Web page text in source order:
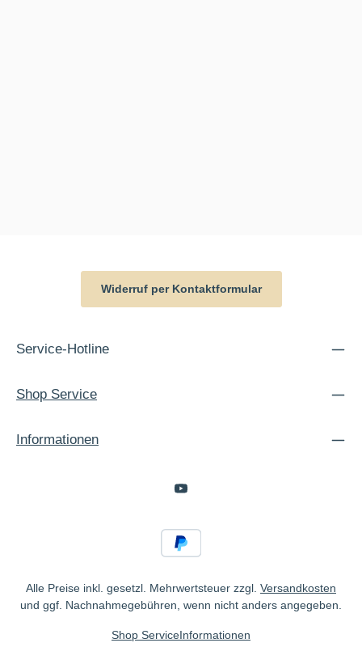
Widerruf per Kontaktformular
Service-Hotline
Shop Service
Informationen
Alle Preise inkl. gesetzl. Mehrwertsteuer zzgl. Versandkosten
und ggf. Nachnahmegebühren, wenn nicht anders angegeben.
Shop ServiceInformationen